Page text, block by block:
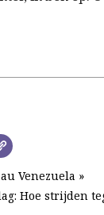
Venezuela »
Hoe strijden